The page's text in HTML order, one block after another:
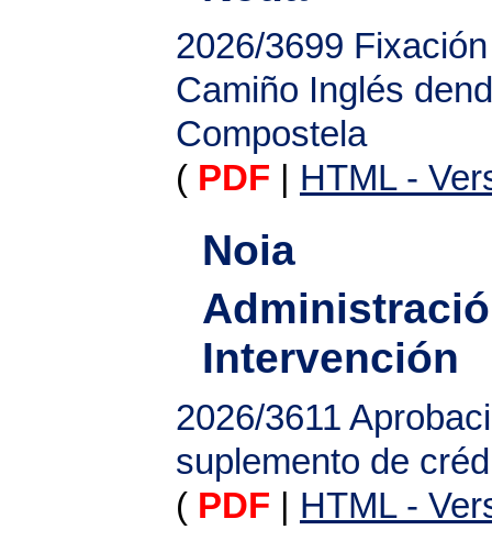
2026/3699
Camiño Inglés
Compostela
( PDF HTML -
Noia
Intervención
2026/3611
suplemento de
( PDF HTML -